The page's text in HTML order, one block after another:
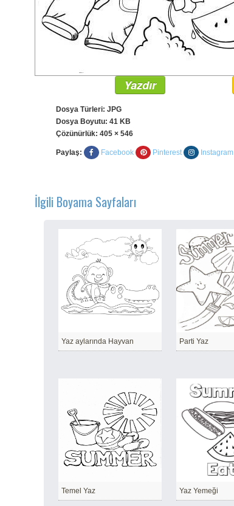
Yazdır
Dosya Türleri: JPG
Dosya Boyutu: 41 KB
Çözünürlük: 405 × 546
Paylaş: Facebook Pinterest Instagram
İlgili Boyama Sayfaları
Yaz aylarında Hayvan Parti Yaz
Temel Yaz Yaz Yemeği